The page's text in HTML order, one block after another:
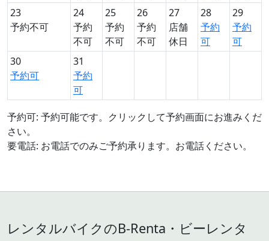
23
予約不可
24
予約
不可
25
予約
不可
26
予約
不可
27
店舗
休日
28
予約
可
29
予約
可
30
予約可
31
予約
可
予約可: 予約可能です。クリックして予約画面にお進みくだ
さい。
要電話: お電話でのみご予約承ります。お電話ください。
レンタルバイクのB-Renta・ビーレンタ